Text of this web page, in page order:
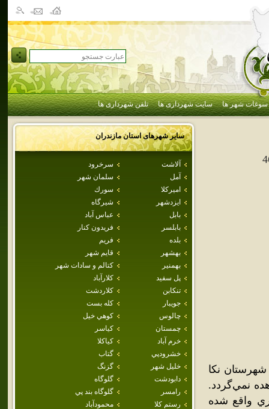
سوغات شهر ها سایت شهرداری ها تلفن شهرداری ها
سایر شهرهای استانمازندران
آلاشت
سرخرود
آمل
سلمان شهر
اميركلا
سورك
ايزدشهر
شيرگاه
بابل
عباس آباد
بابلسر
فريدون كنار
بلده
فريم
بهشهر
قايم شهر
بهمنير
كتالم و سادات شهر
پل سفيد
كلارآباد
تنكابن
كلاردشت
جويبار
كله بست
چالوس
كوهي خيل
چمستان
كياسر
خرم آباد
كياكلا
خشرودپي
گتاب
خليل شهر
گزنگ
دابودشت
گلوگاه
رامسر
گلوگاه بند پي
رستم كلا
محمودآباد
نکا
نمي‌گردد.
واقع شده